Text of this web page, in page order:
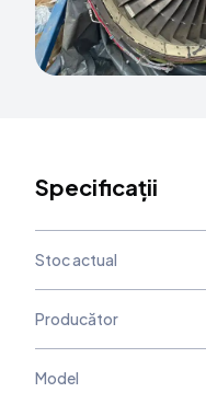
Specificații
Stoc actual
Producător
Model